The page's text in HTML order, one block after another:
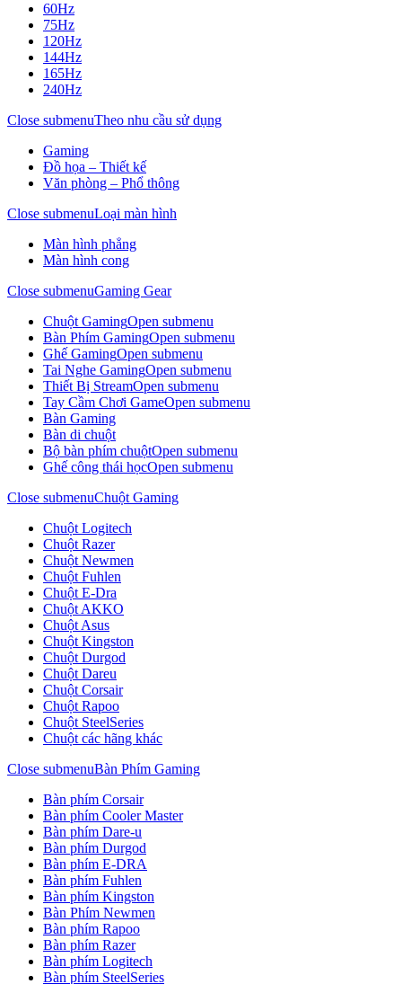
60Hz
75Hz
120Hz
144Hz
165Hz
240Hz
Close submenuTheo nhu cầu sử dụng
Gaming
Đồ họa – Thiết kế
Văn phòng – Phổ thông
Close submenuLoại màn hình
Màn hình phẳng
Màn hình cong
Close submenuGaming Gear
Chuột GamingOpen submenu
Bàn Phím GamingOpen submenu
Ghế GamingOpen submenu
Tai Nghe GamingOpen submenu
Thiết Bị StreamOpen submenu
Tay Cầm Chơi GameOpen submenu
Bàn Gaming
Bàn di chuột
Bộ bàn phím chuộtOpen submenu
Ghế công thái họcOpen submenu
Close submenuChuột Gaming
Chuột Logitech
Chuột Razer
Chuột Newmen
Chuột Fuhlen
Chuột E-Dra
Chuột AKKO
Chuột Asus
Chuột Kingston
Chuột Durgod
Chuột Dareu
Chuột Corsair
Chuột Rapoo
Chuột SteelSeries
Chuột các hãng khác
Close submenuBàn Phím Gaming
Bàn phím Corsair
Bàn phím Cooler Master
Bàn phím Dare-u
Bàn phím Durgod
Bàn phím E-DRA
Bàn phím Fuhlen
Bàn phím Kingston
Bàn Phím Newmen
Bàn phím Rapoo
Bàn phím Razer
Bàn phím Logitech
Bàn phím SteelSeries